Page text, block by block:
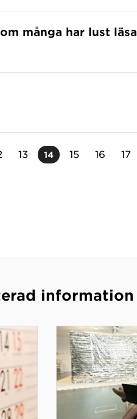
många har lust läsa
13 14 15 16 17
information